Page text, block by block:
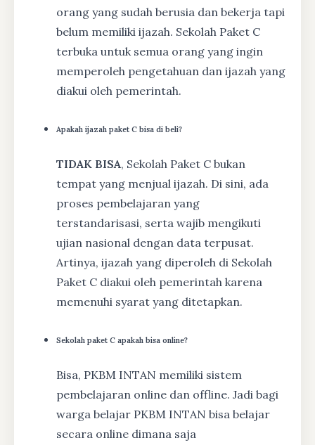
orang yang sudah berusia dan bekerja tapi
belum memiliki ijazah. Sekolah Paket C
terbuka untuk semua orang yang ingin
memperoleh pengetahuan dan ijazah yang
diakui oleh pemerintah.
Apakah ijazah paket C bisa di beli?
TIDAK BISA, Sekolah Paket C bukan
tempat yang menjual ijazah. Di sini, ada
proses pembelajaran yang
terstandarisasi, serta wajib mengikuti
ujian nasional dengan data terpusat.
Artinya, ijazah yang diperoleh di Sekolah
Paket C diakui oleh pemerintah karena
memenuhi syarat yang ditetapkan.
Sekolah paket C apakah bisa online?
Bisa, PKBM INTAN memiliki sistem
pembelajaran online dan offline. Jadi bagi
warga belajar PKBM INTAN bisa belajar
secara online dimana saja